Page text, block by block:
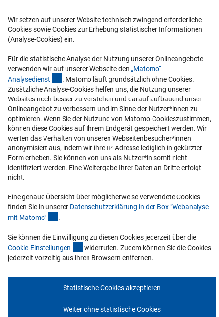
Compliance
Vergabeverfahren
Service und Informationen für Menschen mit Behinderungen
Erklärung zur Barrierefreiheit
Barriere melden
DFG-aktuell
Erhalten Sie Neuigkeiten aus der DFG direkt in Ihr Mailpostfach oder
schauen Sie sich die Ausgaben online an.
Zum Newsletter
© 2026 DFG
Service
Wir setzen auf unserer Website technisch zwingend erforderliche
Cookies sowie Cookies zur Erhebung statistischer Informationen
(Analyse-Cookies) ein.
Für die statistische Analyse der Nutzung unserer Onlineangebote
verwenden wir auf unserer Webseite den „Matomo“
Analysedienst (externer Link)
. Matomo läuft grundsätzlich ohne Cookies.
Zusätzliche Analyse-Cookies helfen uns, die Nutzung unserer
Websites noch besser zu verstehen und darauf aufbauend unser
Onlineangebot zu verbessern und im Sinne der Nutzer*innen zu
optimieren. Wenn Sie der Nutzung von Matomo-Cookieszustimmen,
können diese Cookies auf Ihrem Endgerät gespeichert werden. Wir
werten das Verhalten von unseren Webseitenbesucher*innen
anonymisiert aus, indem wir ihre IP-Adresse lediglich in gekürzter
Form erheben. Sie können von uns als Nutzer*in somit nicht
identifiziert werden. Eine Weitergabe Ihrer Daten an Dritte erfolgt
nicht.
Eine genaue Übersicht über möglicherweise verwendete Cookies
finden Sie in unserer Datenschutzerklärung in der Box "Webanalyse
mit Matomo" .
Sie können die Einwilligung zu diesen Cookies jederzeit über die
Cookie-Einstellungen (interner Link)
widerrufen. Zudem können Sie die Cookies
jederzeit vorzeitig aus ihren Browsern entfernen.
Statistische Cookies akzeptieren
Weiter ohne statistische Cookies